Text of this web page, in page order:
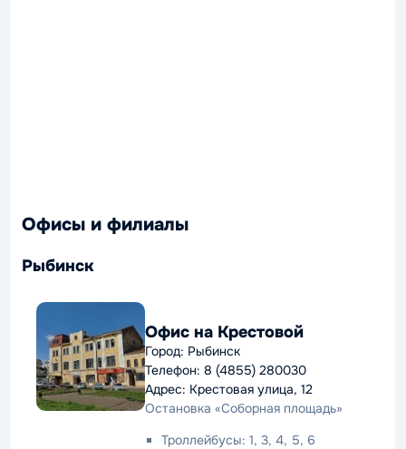
Офисы и филиалы
Рыбинск
Офис на Крестовой
Город: Рыбинск
Телефон: 8 (4855) 280030
Адрес: Крестовая улица, 12
Остановка «Соборная площадь»
Троллейбусы: 1, 3, 4, 5, 6